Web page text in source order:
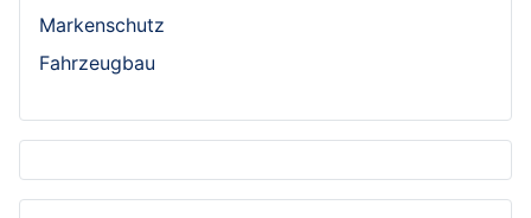
Markenschutz
Fahrzeugbau